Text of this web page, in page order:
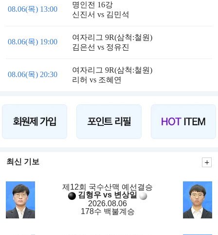
08.06(목) 13:00
명인전 16강
신진서 vs 김민석
08.06(목) 19:00
여자리그 9R(삼척:철원)
김은선 vs 정유진
08.06(목) 20:30
여자리그 9R(삼척:철원)
리허 vs 조혜연
최신 기보
제12회 국수산맥 예선결승
김형우 vs 변상일
2026.08.06
178수 백불계승